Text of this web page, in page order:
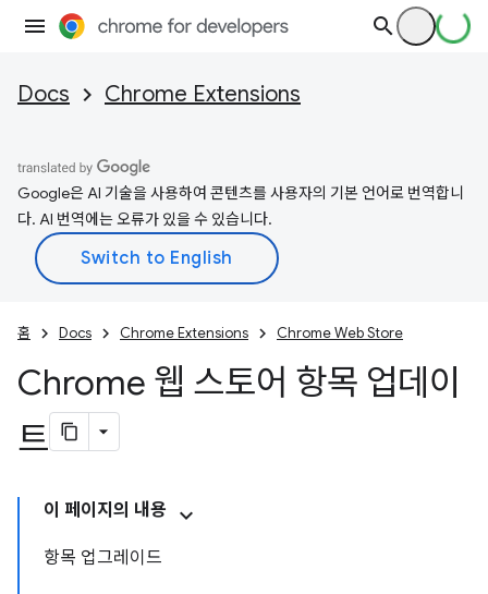
Docs Chrome Extensions
Google은 AI 기술을 사용하여 콘텐츠를 사용자의 기본 언어로 번역합니
다. AI 번역에는 오류가 있을 수 있습니다.
홈 Docs Chrome Extensions Chrome Web Store
Chrome 웹 스토어 항목 업데이
트
이 페이지의 내용
항목 업그레이드